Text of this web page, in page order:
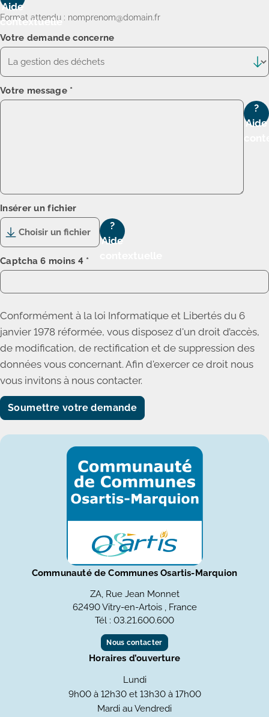
Aide
contextuelle
Format attendu : nomprenom@domain.fr
Votre demande concerne
Votre message *
?
Aide
Insérer un fichier
Choisir un fichier
?
Aide
Captcha6 moins 4 *
Conformément à la loi Informatique et Libertés du 6
janvier 1978 réformée, vous disposez d'un droit d’accès,
de modification, de rectification et de suppression des
données vous concernant. Afin d'exercer ce droit nous
vous invitons à nous contacter.
Communauté de Communes Osartis-Marquion
ZA, Rue Jean Monnet
62490 Vitry-en-Artois , France
Tél : 03.21.600.600
Nous contacter
Horaires d’ouverture
Lundi
9h00 à 12h30 et 13h30 à 17h00
Mardi au Vendredi